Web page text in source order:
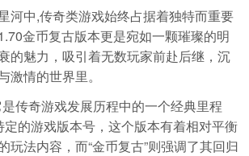
河中,传奇类游戏始终占据着独特而重要
金币复古版本更是宛如一颗璀璨的明
的魅力，吸引着无数玩家前赴后继，沉
激情的世界里。
传奇游戏发展历程中的一个经典里程
定的游戏版本号，这个版本有着相对平衡
玩法内容，而“金币复古”则强调了其回归